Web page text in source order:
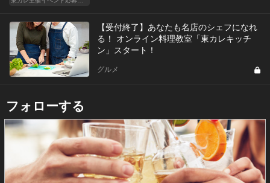
【受付終了】あなたも名店のシェフになれ
る！ オンライン料理教室「東カレキッチ
ン」スタート！
グルメ
フォローする